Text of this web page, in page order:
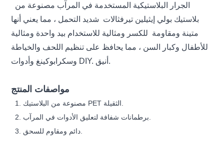
الجرار البلاستيكية المستخدمة في المرآب مصنوعة من
بلاستيك بولي إيثيلين تيرفثالات شديد التحمل ، مما يعني أنها
متينة ومقاومة للكسر ومثالية للاستخدام بيد واحدة ومثالية
للأطفال وكبار السن ، مما يحافظ على تنظيم اللحف والخياطة
وسكرابوكينغ وأدوات DIY. أنيق.
مواصفات المنتج